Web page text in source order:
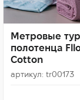
Метровые
полотенца
Cotton
артикул: tr00173